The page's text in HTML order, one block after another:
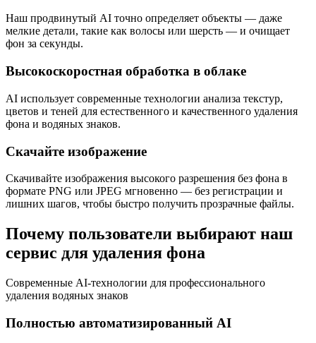
Наш продвинутый AI точно определяет объекты — даже
мелкие детали, такие как волосы или шерсть — и очищает
фон за секунды.
Высокоскоростная обработка в облаке
AI использует современные технологии анализа текстур,
цветов и теней для естественного и качественного удаления
фона и водяных знаков.
Скачайте изображение
Скачивайте изображения высокого разрешения без фона в
формате PNG или JPEG мгновенно — без регистрации и
лишних шагов, чтобы быстро получить прозрачные файлы.
Почему пользователи выбирают наш
сервис для удаления фона
Современные AI-технологии для профессионального
удаления водяных знаков
Полностью автоматизированный AI